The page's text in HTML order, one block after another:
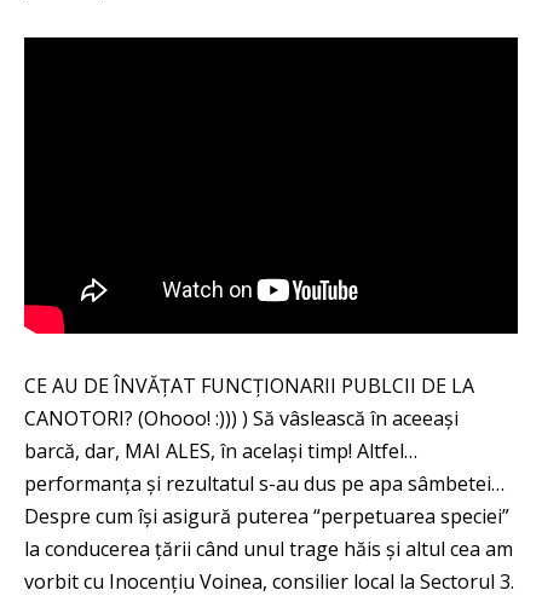
CE AU DE ÎNVĂȚAT FUNCȚIONARII PUBLCII DE LA
CANOTORI? (Ohooo! :))) ) Să vâslească în aceeași
barcă, dar, MAI ALES, în același timp! Altfel…
performanța și rezultatul s-au dus pe apa sâmbetei…
Despre cum își asigură puterea “perpetuarea speciei”
la conducerea țării când unul trage hăis și altul cea am
vorbit cu Inocențiu Voinea, consilier local la Sectorul 3.